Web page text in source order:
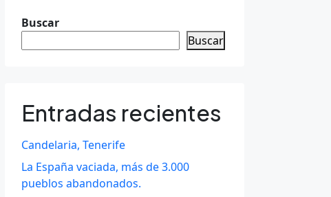
Buscar
Buscar
Entradas recientes
Candelaria, Tenerife
La España vaciada, más de 3.000
pueblos abandonados.